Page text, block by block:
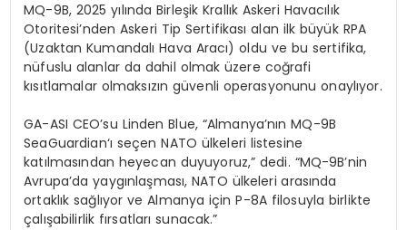
MQ-9B, 2025 yılında Birleşik Krallık Askeri Havacılık
Otoritesi’ndenAskeri Tip Sertifikası alan ilk büyük RPA
(Uzaktan Kumandalı Hava Aracı) oldu ve bu sertifika,
nüfuslu alanlar da dahil olmak üzere coğrafi
kısıtlamalar olmaksızın güvenli operasyonunu onaylıyor.
GA-ASI CEO’su Linden Blue, “Almanya’nın MQ-9B
SeaGuardian‘ı seçen NATO ülkeleri listesine
katılmasından heyecan duyuyoruz,” dedi. “MQ-9B’nin
Avrupa’da yaygınlaşması, NATO ülkeleri arasında
ortaklık sağlıyor ve Almanya için P-8A filosuyla birlikte
çalışabilirlik fırsatları sunacak.”